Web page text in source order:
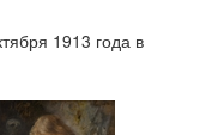
1913 года в